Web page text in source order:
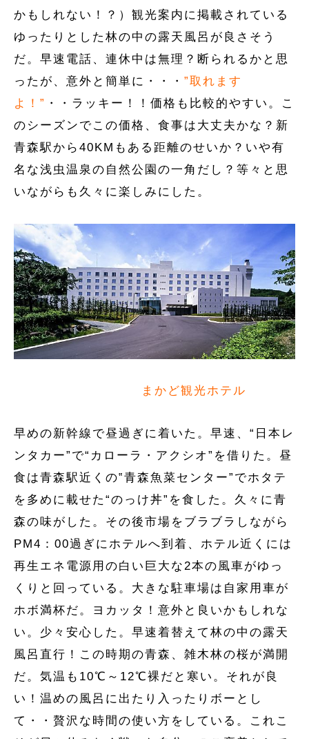
かもしれない！？）観光案内に掲載されている
ゆったりとした林の中の露天風呂が良さそう
だ。早速電話、連休中は無理？断られるかと思
ったが、意外と簡単に・・・ ”取れます
よ！” ・・ラッキー！！価格も比較的やすい。こ
のシーズンでこの価格、食事は大丈夫かな？新
青森駅から40KMもある距離のせいか？いや有
名な浅虫温泉の自然公園の一角だし？等々と思
いながらも久々に楽しみにした。
まかど観光ホテル
早めの新幹線で昼過ぎに着いた。早速、“日本レ
ンタカー”で“カローラ・アクシオ”を借りた。昼
食は青森駅近くの‟青森魚菜センター”でホタテ
を多めに載せた“のっけ丼”を食した。久々に青
森の味がした。その後市場をブラブラしながら
PM4：00過ぎにホテルへ到着、ホテル近くには
再生エネ電源用の白い巨大な2本の風車がゆっ
くりと回っている。大きな駐車場は自家用車が
ホボ満杯だ。ヨカッタ！意外と良いかもしれな
い。少々安心した。早速着替えて林の中の露天
風呂直行！この時期の青森、雑木林の桜が満開
だ。気温も10℃～12℃裸だと寒い。それが良
い！温めの風呂に出たり入ったりボーとし
て・・贅沢な時間の使い方をしている。これこ